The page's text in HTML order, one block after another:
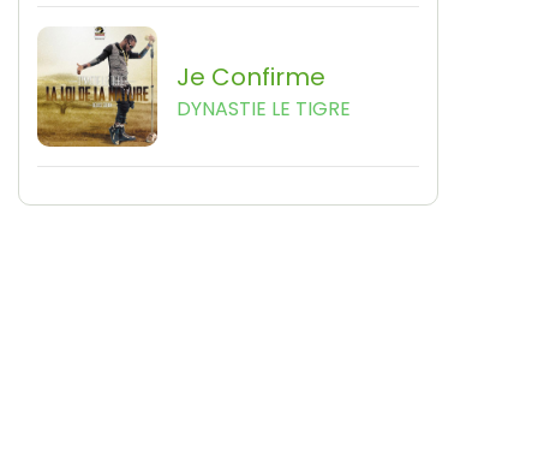
Je Confirme
DYNASTIE LE TIGRE